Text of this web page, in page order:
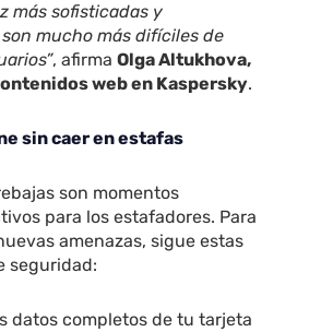
más sofisticadas y
mucho más difíciles de
, afirmaOlga Altukhova,
web en Kaspersky.
sin caer en estafas
son momentos
para los estafadores. Para
amenazas, sigue estas
seguridad:
datos completos de tu tarjeta